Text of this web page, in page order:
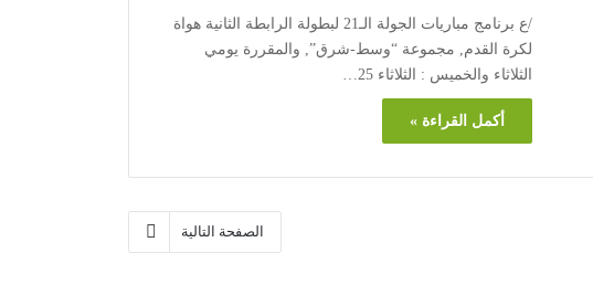
/ع برنامج مباريات الجولة الـ21 لبطولة الرابطة الثانية هواة
لكرة القدم, مجموعة “وسط-شرق”, والمقررة يومي
الثلاثاء والخميس : الثلاثاء 25…
أكمل القراءة »
الصفحة التالية